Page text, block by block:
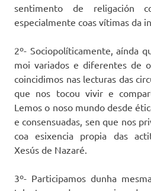
sentimento de religación
especialmente coas vítimas da
2º- Sociopolíticamente, aínda
moi variados e diferentes de
coincidimos nas lecturas das
que nos tocou vivir e
Lemos o noso mundo desde
e consensuadas, sen que nos
coa esixencia propia das
Xesús de Nazaré.
3º- Participamos dunha